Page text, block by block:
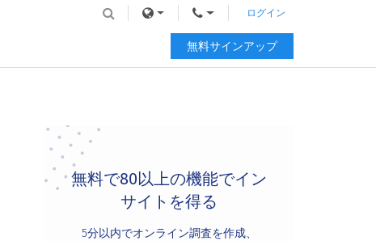
ログイン
無料サインアップ
Primary
Sidebar
無料で80以上の機能でイン
サイトを得る
5分以内でオンライン調査を作成、